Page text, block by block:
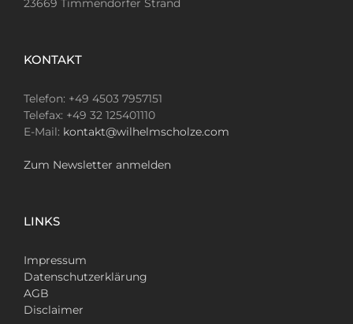
23669 Timmendorfer Strand
KONTAKT
Telefon: +49 4503 7957151
Telefax: +49 32 125401110
E-Mail: kontakt@wilhelmscholze.com
Zum Newsletter anmelden
LINKS
Impressum
Datenschutzerklärung
AGB
Disclaimer